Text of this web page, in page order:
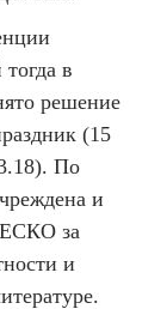
в
решение
(15
По
и
за
и